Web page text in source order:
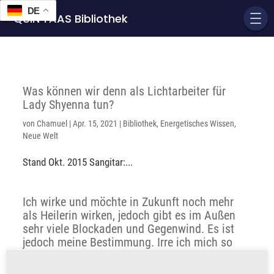
QUIN'TAAS Bibliothek
Was können wir denn als Lichtarbeiter für
Lady Shyenna tun?
vonChamuel |Apr. 15, 2021 | Bibliothek, Energetisches Wissen,
Neue Welt
Stand Okt. 2015 Sangitar:...
Ich wirke und möchte in Zukunft noch mehr
als Heilerin wirken, jedoch gibt es im Außen
sehr viele Blockaden und Gegenwind. Es ist
jedoch meine Bestimmung. Irre ich mich so
DE